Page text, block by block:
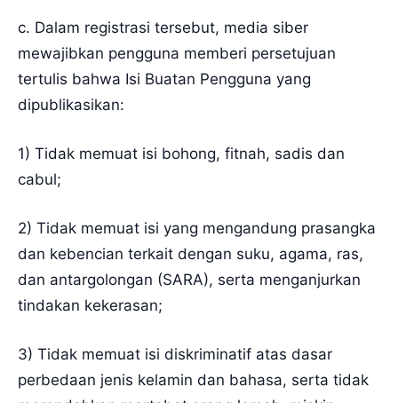
c. Dalam registrasi tersebut, media siber
mewajibkan pengguna memberi persetujuan
tertulis bahwa Isi Buatan Pengguna yang
dipublikasikan:
1) Tidak memuat isi bohong, fitnah, sadis dan
cabul;
2) Tidak memuat isi yang mengandung prasangka
dan kebencian terkait dengan suku, agama, ras,
dan antargolongan (SARA), serta menganjurkan
tindakan kekerasan;
3) Tidak memuat isi diskriminatif atas dasar
perbedaan jenis kelamin dan bahasa, serta tidak